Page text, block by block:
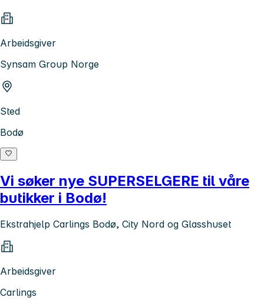
Arbeidsgiver
Synsam Group Norge
Sted
Bodø
Vi søker nye SUPERSELGERE til våre
butikker i Bodø!
Ekstrahjelp Carlings Bodø, City Nord og Glasshuset
Arbeidsgiver
Carlings